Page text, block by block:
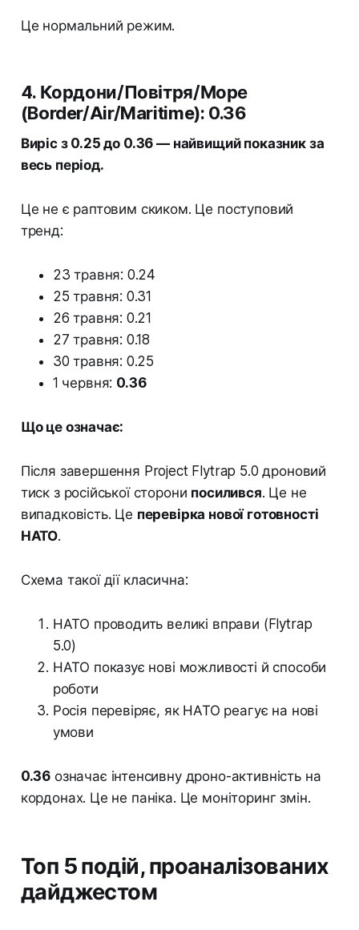
Це нормальний режим.
4. Кордони/Повітря/Море
(Border/Air/Maritime): 0.36
Виріс з 0.25 до 0.36 — найвищий показник за
весь період.
Це не є раптовим скиком. Це поступовий
тренд:
23 травня: 0.24
25 травня: 0.31
26 травня: 0.21
27 травня: 0.18
30 травня: 0.25
1 червня: 0.36
Що це означає:
Після завершення Project Flytrap 5.0 дроновий
тиск з російської сторони посилився. Це не
випадковість. Це перевірка нової готовності
НАТО.
Схема такої дії класична:
НАТО проводить великі вправи (Flytrap
5.0)
НАТО показує нові можливості й способи
роботи
Росія перевіряє, як НАТО реагує на нові
умови
0.36 означає інтенсивну дроно-активність на
кордонах. Це не паніка. Це моніторинг змін.
Топ 5 подій, проаналізованих
дайджестом